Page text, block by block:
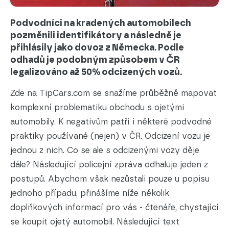
Podvodníci na kradených automobilech
pozměnili identifikátory a následně je
přihlásily jako dovoz z Německa. Podle
odhadů je podobným způsobem v ČR
legalizováno až 50% odcizených vozů.
Zde na TipCars.com se snažíme průběžně mapovat
komplexní problematiku obchodu s ojetými
automobily. K negativům patří i některé podvodné
praktiky používané (nejen) v ČR. Odcizení vozu je
jednou z nich. Co se ale s odcizenými vozy děje
dále? Následující policejní zpráva odhaluje jeden z
postupů. Abychom však nezůstali pouze u popisu
jednoho případu, přinášíme níže několik
doplňkových informací pro vás - čtenáře, chystající
se koupit ojetý automobil. Následující text